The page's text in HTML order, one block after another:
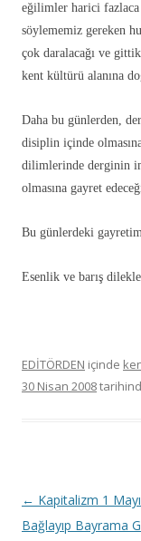
eğilimler harici
söylememiz gereken
çok daralacağı ve
kent kültürü alanına
Daha bu günlerden,
disiplin içinde
dilimlerinde derginin
olmasına gayret
Bu günlerdeki
Esenlik ve barış
EDİTÖRDEN içinde
30 Nisan 2008
Y
a
← Kapitalizm 1
Bağlayıp Bayrama